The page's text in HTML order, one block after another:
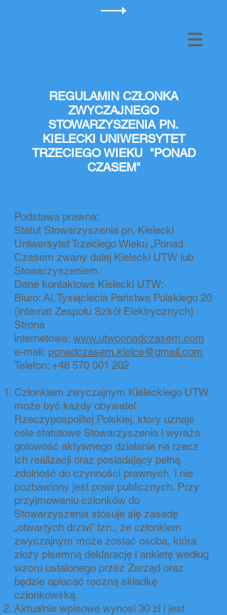
REGULAMIN CZŁONKA
ZWYCZAJNEGO
STOWARZYSZENIA PN.
KIELECKI UNIWERSYTET
TRZECIEGO WIEKU "PONAD
CZASEM"
Podstawa prawna:
Statut Stowarzyszenia pn. Kielecki
Uniwersytet Trzeciego Wieku „Ponad
Czasem zwany dalej Kielecki UTW lub
Stowarzyszeniem.
Dane kontaktowe Kielecki UTW:
Biuro: Al. Tysiąclecia Państwa Polskiego 20
(internat Zespołu Szkół Elektrycznych)
Strona
internetowa: www.utwponadczasem.com
e-mail: ponadczasem.kielce@gmail.com
Telefon: +48 570 001 202
Członkiem zwyczajnym Kieleckiego UTW
może być każdy obywatel
Rzeczypospolitej Polskiej, który uznaje
cele statutowe Stowarzyszenia i wyraża
gotowość aktywnego działania na rzecz
ich realizacji oraz posiadający pełną
zdolność do czynności prawnych i nie
pozbawiony jest praw publicznych. Przy
przyjmowaniu członków do
Stowarzyszenia stosuje się zasadę
„otwartych drzwi” tzn., że członkiem
zwyczajnym może zostać osoba, która
złoży pisemną deklarację i ankietę według
wzoru ustalonego przez Zarząd oraz
będzie opłacać roczną składkę
członkowską.
Aktualnie wpisowe wynosi 30 zł i jest